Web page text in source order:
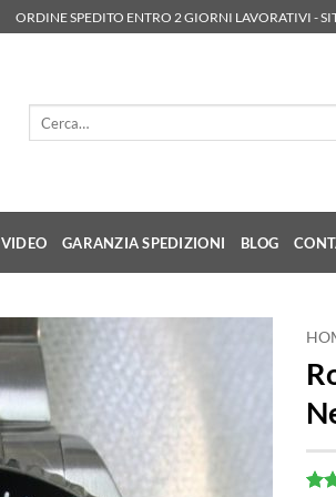
ORDINE SPEDITO ENTRO 2 GIORNI LAVORATIVI -
VIDEO GARANZIA SPEDIZIONI BLOG